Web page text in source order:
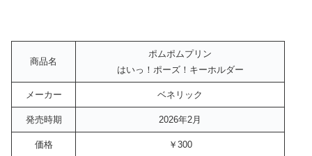
商品名
ポムポムプリン
はいっ！ポーズ！キーホルダー
メーカー ベネリック
発売時期 2026年2月
価格 ￥300